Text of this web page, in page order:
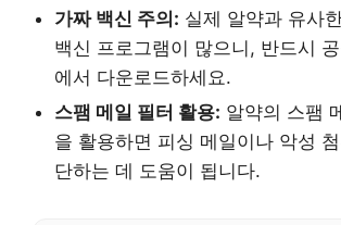
가짜 백신 주의: 실제 알약과 유사
백신 프로그램이 많으니, 반드시
에서 다운로드하세요.
스팸 메일 필터 활용: 알약의 스팸
을 활용하면 피싱 메일이나 악성
단하는 데 도움이 됩니다.